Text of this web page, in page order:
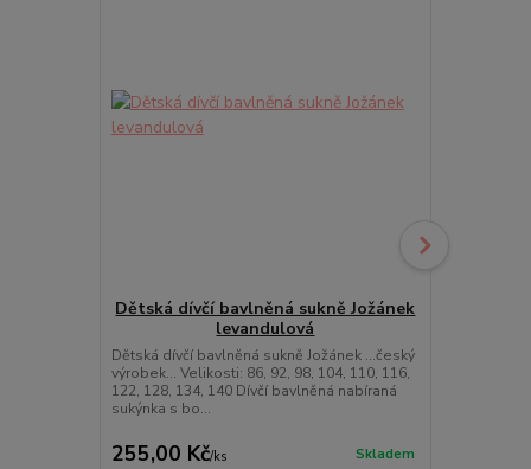
Dětská dívčí bavlněná sukně Jožánek
levandulová
Dětská dívčí bavlněná sukně Jožánek ...český
výrobek... Velikosti: 86, 92, 98, 104, 110, 116,
122, 128, 134, 140 Dívčí bavlněná nabíraná
sukýnka s bo...
255,00 Kč/ks Skladem